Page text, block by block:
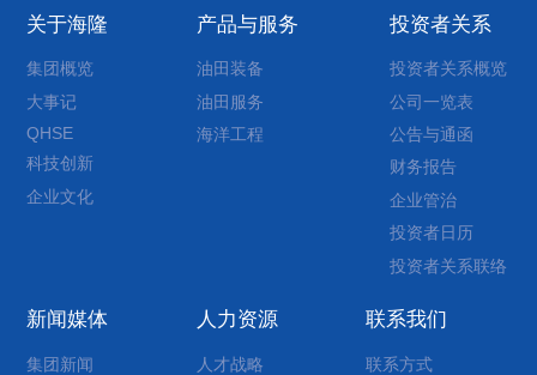
关于海隆
集团概览
大事记
QHSE
科技创新
企业文化
产品与服务
油田装备
油田服务
海洋工程
投资者关系
投资者关系概览
公司一览表
公告与通函
财务报告
企业管治
投资者日历
投资者关系联络
新闻媒体
集团新闻
人力资源
人才战略
联系我们
联系方式